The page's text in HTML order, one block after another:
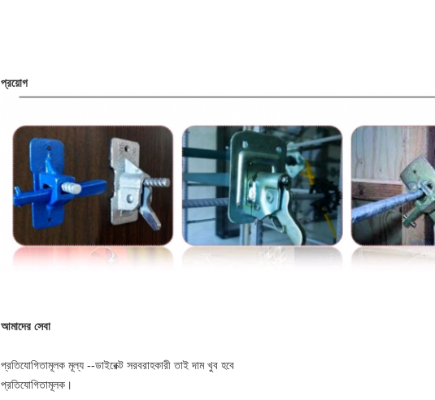
প্রয়োগ
আমাদের সেবা
প্রতিযোগিতামূলক মূল্য --ডাইরেক্ট সরবরাহকারী তাই দাম খুব হবে
প্রতিযোগিতামূলক।